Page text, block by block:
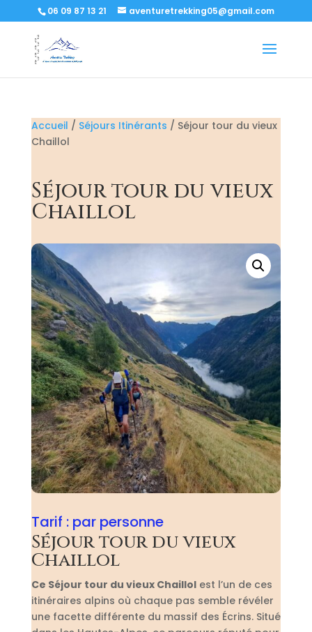
06 09 87 13 21 aventuretrekking05@gmail.com
Accueil / Séjours Itinérants / Séjour tour du vieux
Chaillol
Séjour tour du vieux
Chaillol
Tarif : par personne
Séjour tour du vieux
Chaillol
Ce Séjour tour du vieux Chaillolest l’un de ces
itinéraires alpins où chaque pas semble révéler
une facette différente du massif des Écrins. Situé